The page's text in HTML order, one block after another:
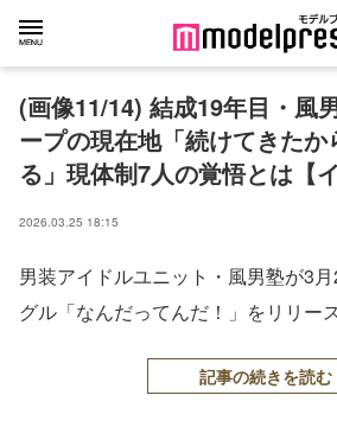
(画像11/14) 結成19年目・風
ープの現在地「続けてきたか
る」現体制7人の覚悟とは【
2026.03.25 18:15
男装アイドルユニット・風男塾が3
グル「なんだってんだ！」をリリー
記事の続きを読む